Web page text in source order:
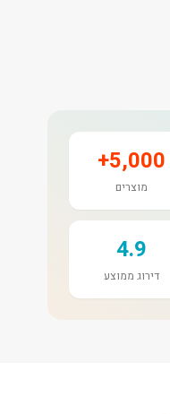
5,000+
מוצרים
4.9
דירוג ממוצע